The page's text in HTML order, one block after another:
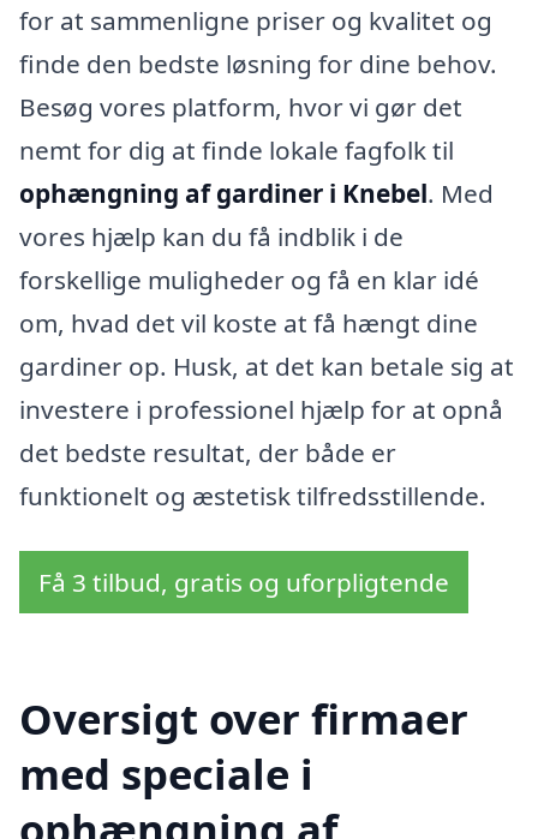
for at sammenligne priser og kvalitet og
finde den bedste løsning for dine behov.
Besøg vores platform, hvor vi gør det
nemt for dig at finde lokale fagfolk til
ophængning af gardiner i Knebel. Med
vores hjælp kan du få indblik i de
forskellige muligheder og få en klar idé
om, hvad det vil koste at få hængt dine
gardiner op. Husk, at det kan betale sig at
investere i professionel hjælp for at opnå
det bedste resultat, der både er
funktionelt og æstetisk tilfredsstillende.
Få 3 tilbud, gratis og uforpligtende
Oversigt over firmaer
med speciale i